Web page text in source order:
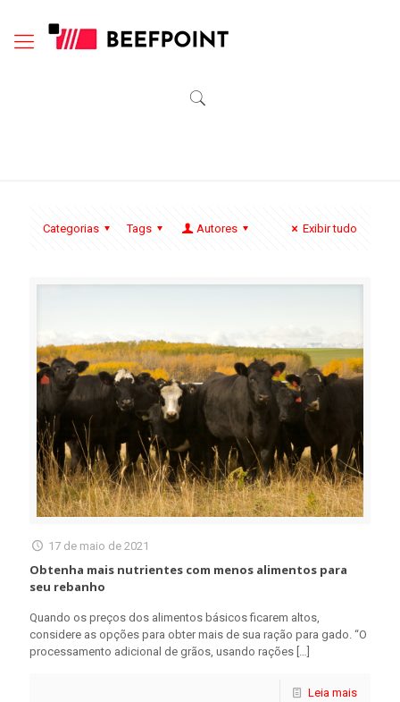
Categorias Tags Autores Exibir tudo
17 de maio de 2021
Obtenha mais nutrientes com menos alimentos para
seu rebanho
Quando os preços dos alimentos básicos ficarem altos,
considere as opções para obter mais de sua ração para gado. “O
processamento adicional de grãos, usando rações […]
Leia mais